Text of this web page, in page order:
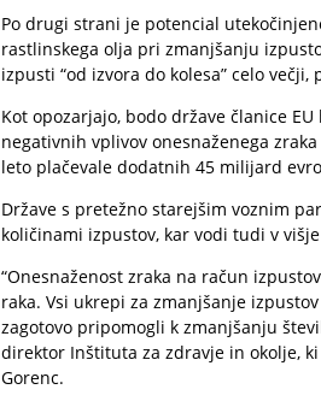
Po drugi strani je potencial
rastlinskega olja pri zmanjšanju
izpusti “od izvora do kolesa” celo večji,
Kot opozarjajo, bodo države članice
negativnih vplivov onesnaženega
leto plačevale dodatnih 45 milijard
Države s pretežno starejšim voznim
količinami izpustov, kar vodi tudi v
“Onesnaženost zraka na račun
raka. Vsi ukrepi za zmanjšanje
zagotovo pripomogli k zmanjšanju
direktor Inštituta za zdravje in okolje,
Gorenc.